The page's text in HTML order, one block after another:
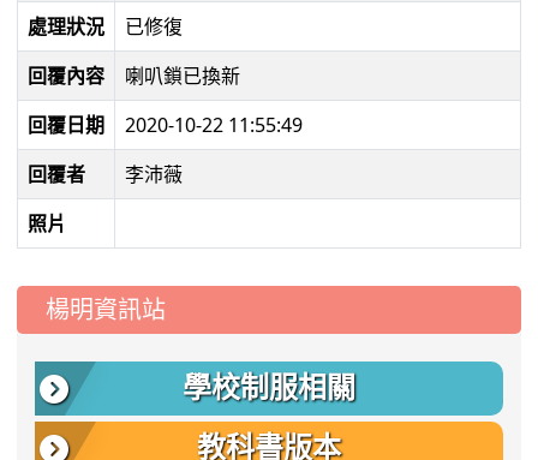
處理狀況
已修復
回覆內容
喇叭鎖已換新
回覆日期
2020-10-22 11:55:49
回覆者
李沛薇
照片
::: 楊明資訊站
學校制服相關
教科書版本